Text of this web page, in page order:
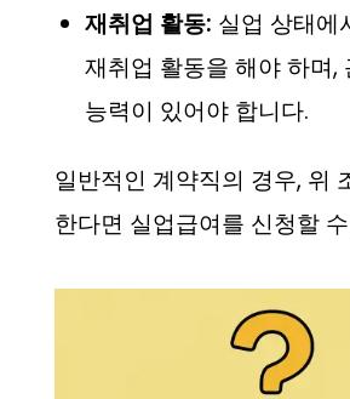
재취업 활동: 실업 상태에
재취업 활동을 해야 하며,
능력이 있어야 합니다.
일반적인 계약직의 경우, 위
한다면 실업급여를 신청할